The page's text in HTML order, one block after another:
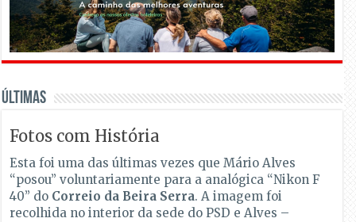
Últimas
Fotos com História
Esta foi uma das últimas vezes que Mário Alves
“posou” voluntariamente para a analógica “Nikon F
40” do Correio da Beira Serra. A imagem foi
recolhida no interior da sede do PSD e Alves –